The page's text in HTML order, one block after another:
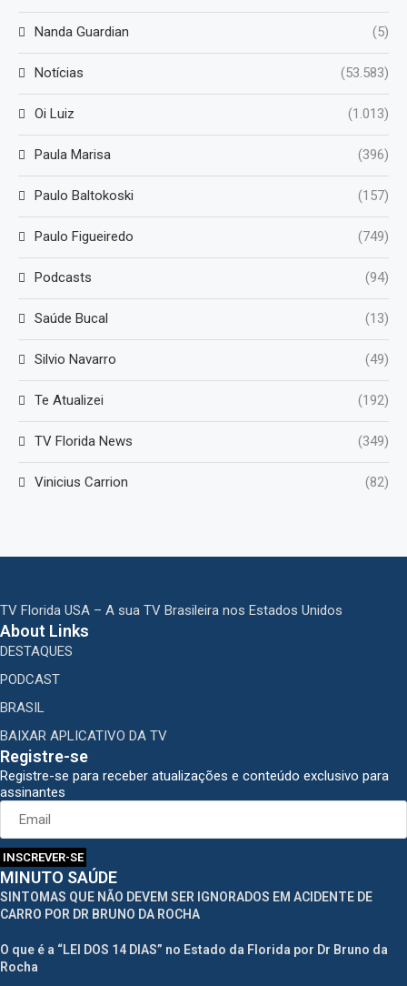
Nanda Guardian (5)
Notícias (53.583)
Oi Luiz (1.013)
Paula Marisa (396)
Paulo Baltokoski (157)
Paulo Figueiredo (749)
Podcasts (94)
Saúde Bucal (13)
Silvio Navarro (49)
Te Atualizei (192)
TV Florida News (349)
Vinicius Carrion (82)
TV Florida USA – A sua TV Brasileira nos Estados Unidos
About Links
DESTAQUES
PODCAST
BRASIL
BAIXAR APLICATIVO DA TV
Registre-se
Registre-se para receber atualizações e conteúdo exclusivo para
assinantes
INSCREVER-SE
MINUTO SAÚDE
SINTOMAS QUE NÃO DEVEM SER IGNORADOS EM ACIDENTE DE
CARRO POR DR BRUNO DA ROCHA
O que é a “LEI DOS 14 DIAS” no Estado da Florida por Dr Bruno da
Rocha